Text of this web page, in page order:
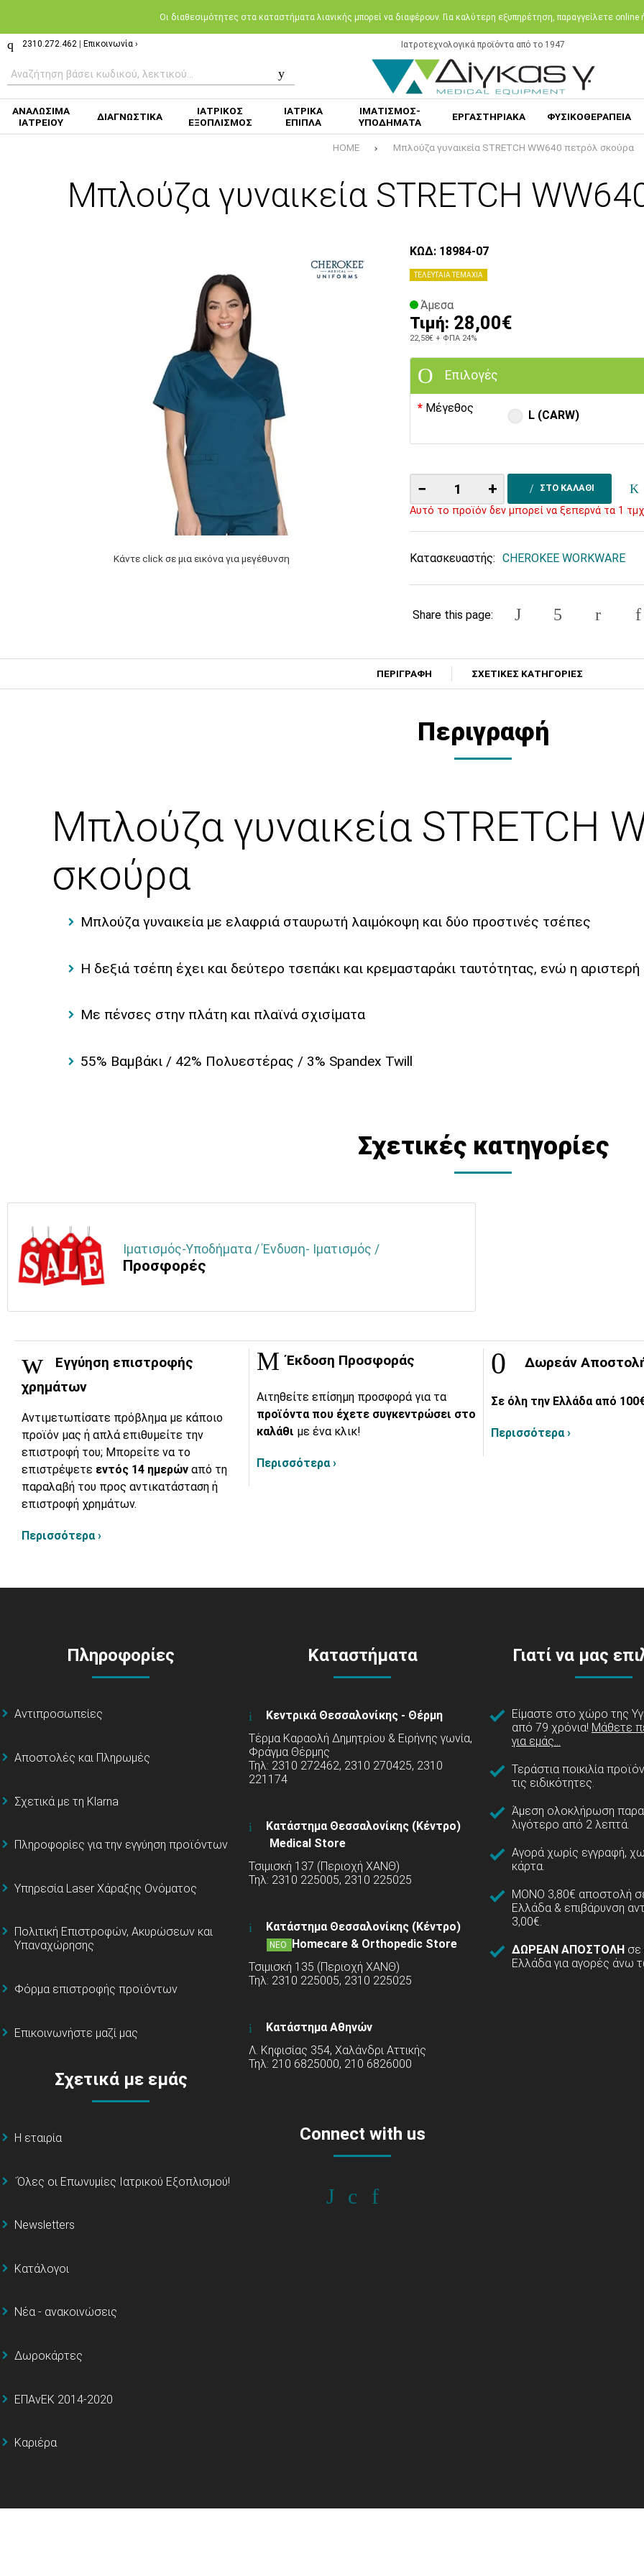
Oι διαθεσιμότητες στα καταστήματα λιανικής μπορεί να διαφέρουν. Για καλύτερη εξυπηρέτηση, παραγγείλετε
2310.272.462 Επικοινωνία › Ιατροτεχνολογικά προϊόντα από το 1947
ΑΝΑΛΩΣΙΜΑ
ΙΑΤΡΕΙΟΥ
ΔΙΑΓΝΩΣΤΙΚΑ
ΙΑΤΡΙΚΟΣ
ΕΞΟΠΛΙΣΜΟΣ
ΙΑΤΡΙΚΑ
ΕΠΙΠΛΑ
ΙΜΑΤΙΣΜΟΣ-
ΥΠΟΔΗΜΑΤΑ
ΕΡΓΑΣΤΗΡΙΑΚΑ ΦΥΣΙΚΟΘΕΡΑΠΕΙΑ
HOME Μπλούζα γυναικεία STRETCH WW640 πετρόλ σκούρα
Μπλούζα γυναικεία STRETCH
Κάντε click σε μια εικόνα για μεγέθυνση
ΤΕΛΕΥΤΑΙΑ ΤΕΜΑΧΙΑ
ΚΩΔ: 18984-07
Άμεσα
Τιμή: 28,00€
22,58€ + ΦΠΑ 24%
Επιλογές
Μέγεθος
L (CARW)
− + ΣΤΟ ΚΑΛΑΘΙ
Αυτό το προϊόν δεν μπορεί να ξεπερνά τα 1
Κατασκευαστής: CHEROKEE WORKWARE
Share this page:
ΠΕΡΙΓΡΑΦΗ ΣΧΕΤΙΚΕΣ ΚΑΤΗΓΟΡΙΕΣ
Περιγραφή
Μπλούζα γυναικεία STRETCH
σκούρα
Μπλούζα γυναικεία με ελαφριά σταυρωτή λαιμόκοψη και δύο προστινές τσέπες
Η δεξιά τσέπη έχει και δεύτερο τσεπάκι και κρεμασταράκι ταυτότητας, ενώ η αριστερή
Με πένσες στην πλάτη και πλαϊνά σχισίματα
55% Βαμβάκι / 42% Πολυεστέρας / 3% Spandex Twill
Σχετικές κατηγορίες
Ιματισμός-Υποδήματα / Ένδυση- Ιματισμός /
Προσφορές
Εγγύηση επιστροφής
χρημάτων
Αντιμετωπίσατε πρόβλημα με κάποιο
προϊόν μας ή απλά επιθυμείτε την
επιστροφή του; Μπορείτε να το
επιστρέψετε εντός 14 ημερών από τη
παραλαβή του προς αντικατάσταση ή
επιστροφή χρημάτων.
Περισσότερα ›
Έκδοση Προσφοράς
Αιτηθείτε επίσημη προσφορά για τα
προϊόντα που έχετε συγκεντρώσει στο
καλάθι με ένα κλικ!
Περισσότερα ›
Δωρεάν
Σε όλη την Ελλάδα από
Περισσότερα ›
Πληροφορίες
Αντιπροσωπείες
Αποστολές και Πληρωμές
Σχετικά με τη Klarna
Πληροφορίες για την εγγύηση προϊόντων
Υπηρεσία Laser Χάραξης Ονόματος
Πολιτική Επιστροφών, Ακυρώσεων και
Υπαναχώρησης
Φόρμα επιστροφής προϊόντων
Επικοινωνήστε μαζί μας
Σχετικά με εμάς
Η εταιρία
΄Όλες οι Επωνυμίες Ιατρικού Εξοπλισμού!
Newsletters
Κατάλογοι
Νέα - ανακοινώσεις
Δωροκάρτες
ΕΠΑνΕΚ 2014-2020
Καριέρα
Καταστήματα
Κεντρικά Θεσσαλονίκης - Θέρμη
Τέρμα Καραολή Δημητρίου & Ειρήνης γωνία,
Φράγμα Θέρμης
Τηλ: 2310 272462, 2310 270425, 2310
221174
Κατάστημα Θεσσαλονίκης (Κέντρο)
Medical Store
Τσιμισκή 137 (Περιοχή ΧΑΝΘ)
Τηλ: 2310 225005, 2310 225025
Κατάστημα Θεσσαλονίκης (Κέντρο)
ΝΕΟ
Homecare & Orthopedic Store
Τσιμισκή 135 (Περιοχή ΧΑΝΘ)
Τηλ: 2310 225005, 2310 225025
Κατάστημα Αθηνών
Λ. Κηφισίας 354, Χαλάνδρι Αττικής
Τηλ: 210 6825000, 210 6826000
Connect with us
Γιατί να μας
Είμαστε στο χώρο της
από 79 χρόνια! Μάθετε
για εμάς...
Τεράστια ποικιλία
τις ειδικότητες.
Άμεση ολοκλήρωση
λιγότερο από 2 λεπτά.
Αγορά χωρίς εγγραφή,
κάρτα.
ΜΟΝΟ 3,80€ αποστολή
Ελλάδα & επιβάρυνση
3,00€.
ΔΩΡΕΑΝ ΑΠΟΣΤΟΛΗ σε
Ελλάδα για αγορές άνω